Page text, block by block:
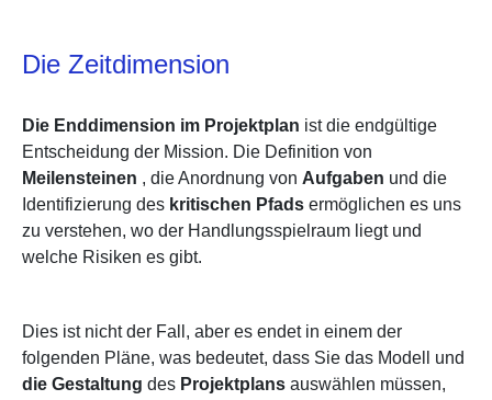
Die Zeitdimension
Die Enddimension im Projektplan ist die endgültige
Entscheidung der Mission. Die Definition von
Meilensteinen , die Anordnung von Aufgaben und die
Identifizierung des kritischen Pfads ermöglichen es uns
zu verstehen, wo der Handlungsspielraum liegt und
welche Risiken es gibt.
Dies ist nicht der Fall, aber es endet in einem der
folgenden Pläne, was bedeutet, dass Sie das Modell und
die Gestaltung des Projektplans auswählen müssen,